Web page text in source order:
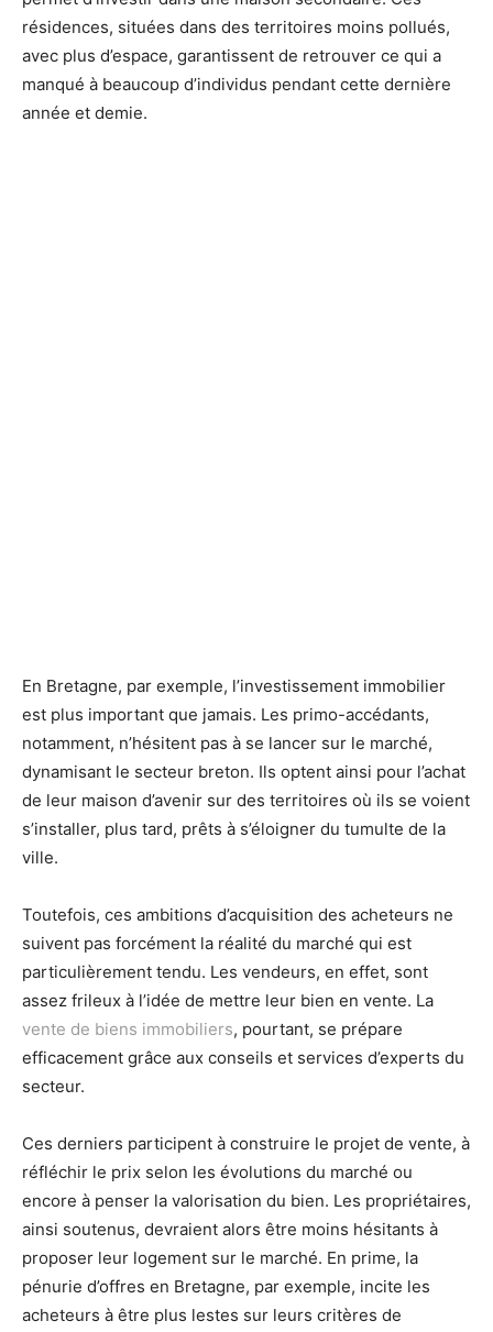
résidences, situées dans des territoires moins pollués,
avec plus d’espace, garantissent de retrouver ce qui a
manqué à beaucoup d’individus pendant cette dernière
année et demie.
En Bretagne, par exemple, l’investissement immobilier
est plus important que jamais. Les primo-accédants,
notamment, n’hésitent pas à se lancer sur le marché,
dynamisant le secteur breton. Ils optent ainsi pour l’achat
de leur maison d’avenir sur des territoires où ils se voient
s’installer, plus tard, prêts à s’éloigner du tumulte de la
ville.
Toutefois, ces ambitions d’acquisition des acheteurs ne
suivent pas forcément la réalité du marché qui est
particulièrement tendu. Les vendeurs, en effet, sont
assez frileux à l’idée de mettre leur bien en vente. La
vente de biens immobiliers, pourtant, se prépare
efficacement grâce aux conseils et services d’experts du
secteur.
Ces derniers participent à construire le projet de vente, à
réfléchir le prix selon les évolutions du marché ou
encore à penser la valorisation du bien. Les propriétaires,
ainsi soutenus, devraient alors être moins hésitants à
proposer leur logement sur le marché. En prime, la
pénurie d’offres en Bretagne, par exemple, incite les
acheteurs à être plus lestes sur leurs critères de